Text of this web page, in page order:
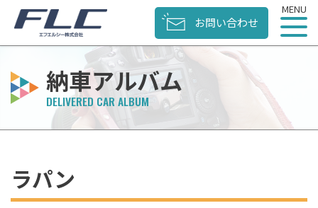
お問い合わせ
納車アルバム
ラパン